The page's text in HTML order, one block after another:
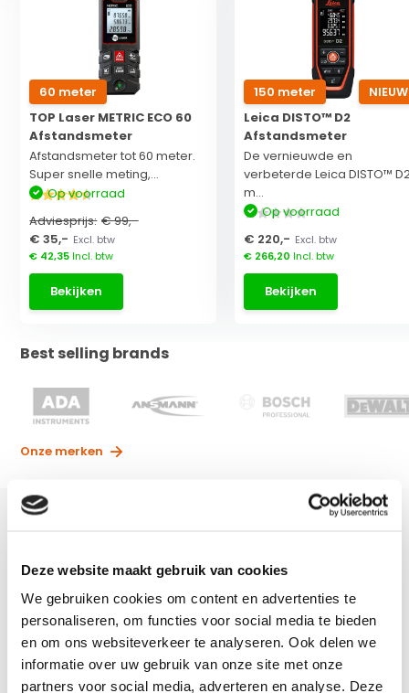
Deze website maakt gebruik van cookies
We gebruiken cookies om content en advertenties te
personaliseren, om functies voor social media te bieden
en om ons websiteverkeer te analyseren. Ook delen we
informatie over uw gebruik van onze site met onze
partners voor social media, adverteren en analyse. Deze
60 meter
TOP Laser METRIC ECO 60
Afstandsmeter
Afstandsmeter tot 60 meter.
Super snelle meting,...
Op voorraad
Adviesprijs: € 99,-
€ 35,- Excl. btw
€ 42,35Incl. btw
Bekijken
150 meter
Leica DISTO™ D2
Afstandsmeter
De vernieuwde en
verbeterde Leica DISTO™
m...
Op voorraad
€ 220,- Excl. btw
€ 266,20 Incl. btw
Bekijken
Best selling brands
Onze merken
Afstandsmeter
instrument wat u nodig heeft om nauwkeurig afstanden te
kunnen meten. De lasermeter is ideaal te gebruiken voor
iedere professional die hier regelmatig mee te maken heeft.
Of dit nou gaat om een kleine kamer, tuin of voor het meten
van grote afstanden, de laserafstandsmeter kan het
allemaal. U heeft bij ons de keuze uit een zeer ruim